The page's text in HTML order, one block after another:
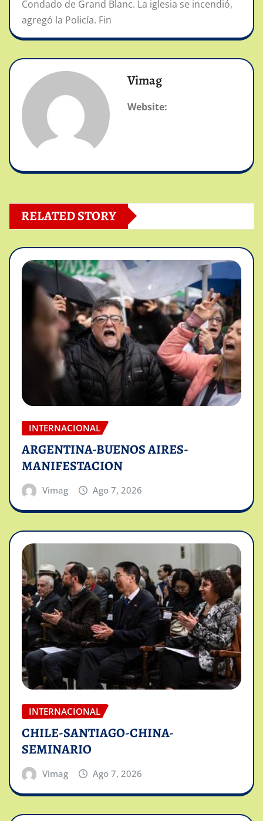
Condado de Grand Blanc. La iglesia se incendió,
agregó la Policía. Fin
Vimag
Website:
RELATED STORY
INTERNACIONAL
ARGENTINA-BUENOS AIRES-
MANIFESTACION
Vimag Ago 7, 2026
INTERNACIONAL
CHILE-SANTIAGO-CHINA-
SEMINARIO
Vimag Ago 7, 2026